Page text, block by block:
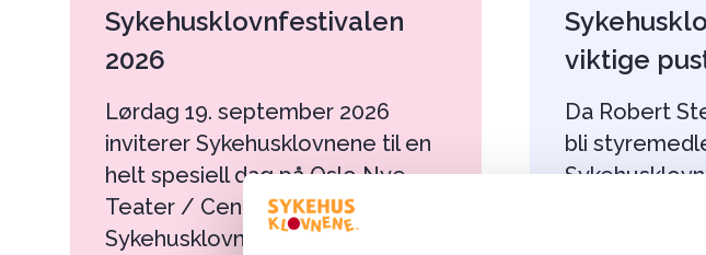
Sykehusklovnfestivalen
2026
Lørdag 19. september 2026
inviterer Sykehusklovnene til en
helt spesiell dag på Oslo Nye
Teater / Centralteatret i Oslo.
Sykehusklovnfestivalen er gratis
viktige
Da Robert
bli